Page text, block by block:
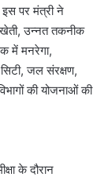
पर मंत्री ने
उन्नत तकनीक
में मनरेगा,
जल संरक्षण,
की योजनाओं की
के दौरान